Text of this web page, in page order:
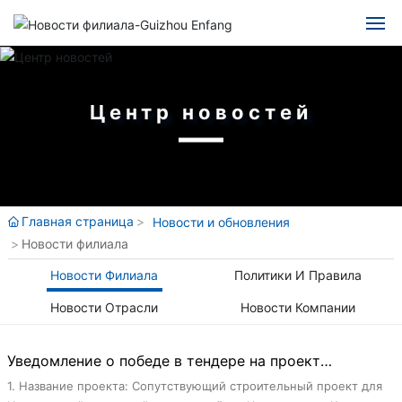
Главная
Выступление
Набор сотрудников
испанский
Центр новостей
Главная страница
Новости и обновления
Новости филиала
Новости Филиала Политики И Правила
Новости Отрасли Новости Компании
Уведомление о победе в тендере на проект
поддержки строительства Центральной начальной
1. Название проекта: Сопутствующий строительный проект для